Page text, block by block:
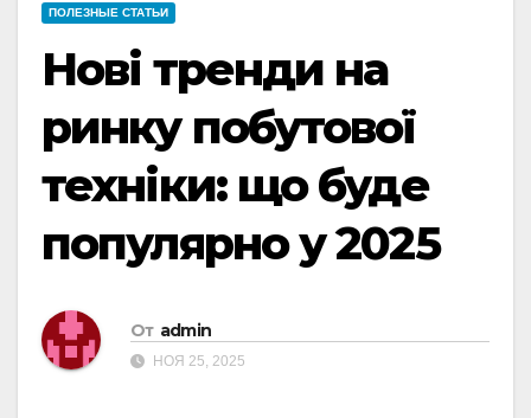
ПОЛЕЗНЫЕ СТАТЬИ
Нові тренди на
ринку побутової
техніки: що буде
популярно у 2025
От admin
НОЯ 25, 2025